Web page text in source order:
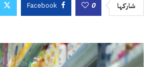
شاركها 0
Facebook